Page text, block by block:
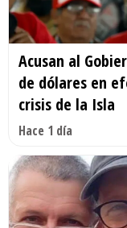
Acusan al
de dólares en
crisis de la Isla
Hace 1 día